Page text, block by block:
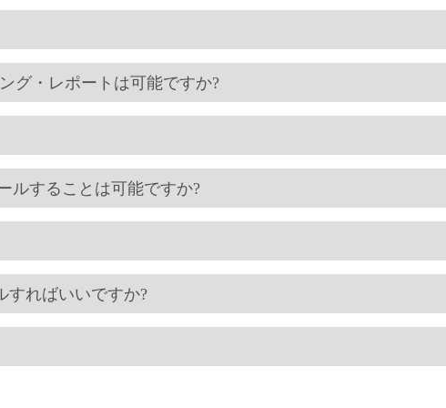
グ・レポートは可能ですか?
ルすることは可能ですか?
すればいいですか?